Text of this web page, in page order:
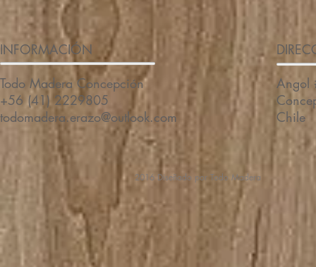
INFORMACIÓN
Todo Madera Concepción
+56 (41) 2229805
todomadera.erazo@outlook.com
Angol
Chile
2016 Diseñado por Todo Madera